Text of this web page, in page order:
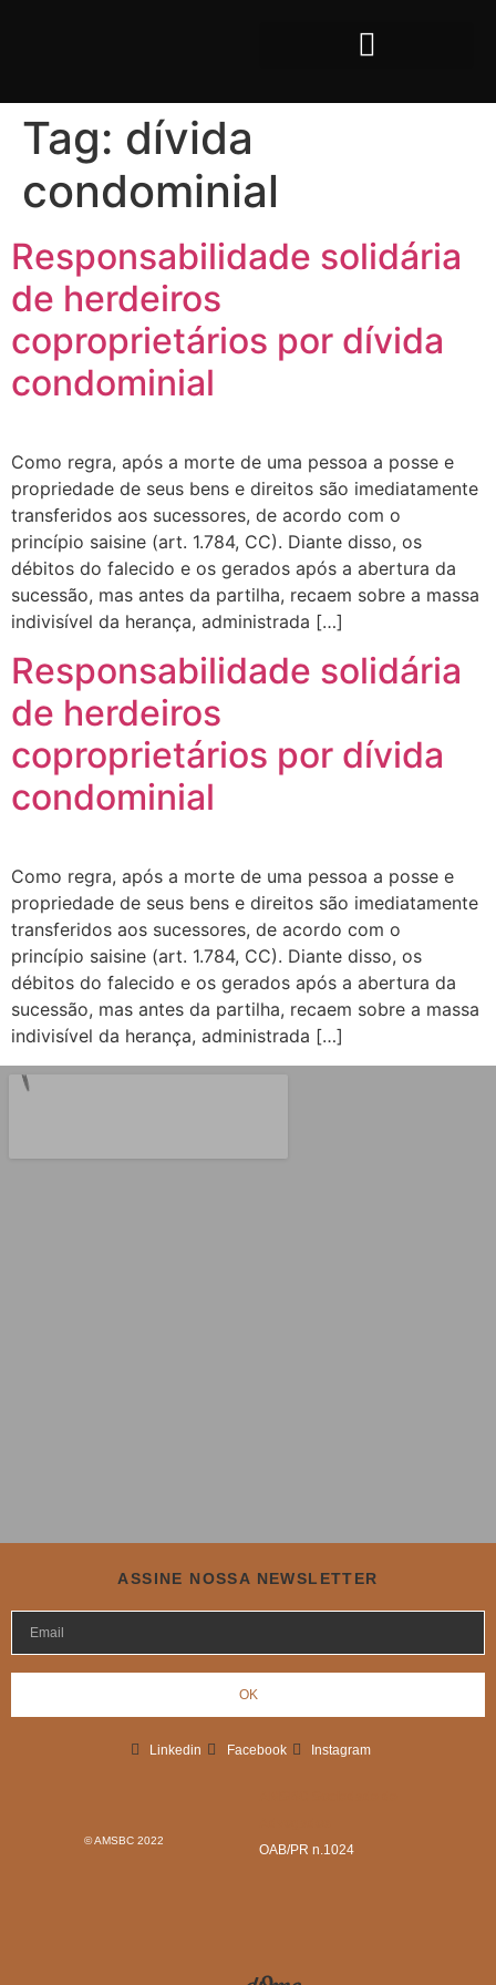
Tag: dívida
condominial
Responsabilidade solidária
de herdeiros
coproprietários por dívida
condominial
Como regra, após a morte de uma pessoa a posse e
propriedade de seus bens e direitos são imediatamente
transferidos aos sucessores, de acordo com o
princípio saisine (art. 1.784, CC). Diante disso, os
débitos do falecido e os gerados após a abertura da
sucessão, mas antes da partilha, recaem sobre a massa
indivisível da herança, administrada […]
Responsabilidade solidária
de herdeiros
coproprietários por dívida
condominial
Como regra, após a morte de uma pessoa a posse e
propriedade de seus bens e direitos são imediatamente
transferidos aos sucessores, de acordo com o
princípio saisine (art. 1.784, CC). Diante disso, os
débitos do falecido e os gerados após a abertura da
sucessão, mas antes da partilha, recaem sobre a massa
indivisível da herança, administrada […]
ASSINE NOSSA NEWSLETTER
OK
Linkedin Facebook Instagram
© AMSBC 2022
OAB/PR n.1024